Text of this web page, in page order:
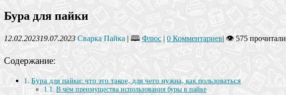
Бура для пайки
12.02.202319.07.2023 Сварка Пайка | 🕮 Флюс | 0 Комментариев| 👁 575 прочитали
Содержание:
Бура для пайки: что это такое, для чего нужна, как пользоваться
В чём преимущества использования буры в пайке